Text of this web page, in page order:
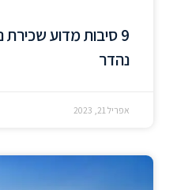
9 סיבות מדוע שכירת
נהדר
אפריל 21, 2023